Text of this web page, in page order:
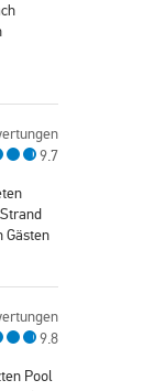
9.7
Gästen
9.8
Pool